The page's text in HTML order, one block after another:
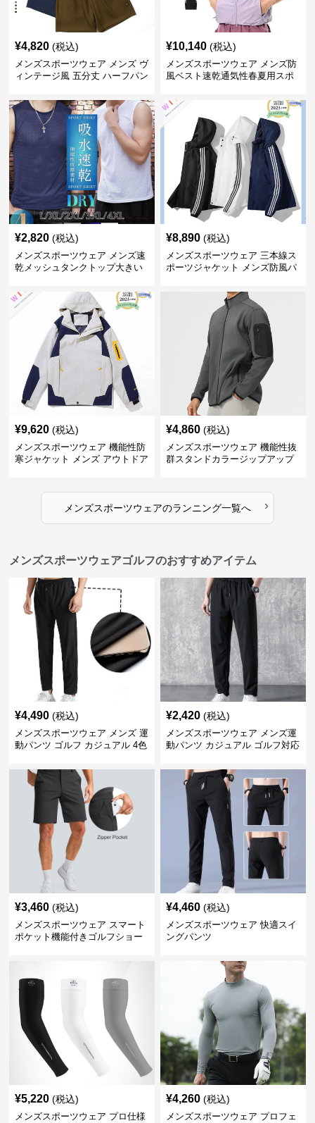
¥4,820 (税込)
メンズスポーツウェア メンズ ヴ
ィンテージ風 五分丈 ハーフパン
¥10,140 (税込)
メンズスポーツウェア メンズ防
風ベスト速乾通気性春夏用スポ
¥2,820 (税込)
メンズスポーツウェア メンズ速
乾メッシュタンクトップ大きい
¥8,890 (税込)
メンズスポーツウェア 三本線ス
ポーツジャケット メンズ防風パ
¥9,620 (税込)
メンズスポーツウェア 機能性防
寒ジャケット メンズ アウトドア
¥4,860 (税込)
メンズスポーツウェア 機能性抜
群スタンドカラージップアップ
メンズスポーツウェアのランニング一覧へ ›
メンズスポーツウェアゴルフのおすすめアイテム
¥4,490 (税込)
メンズスポーツウェア メンズ 運
動パンツ ゴルフ カジュアル 4色
¥2,420 (税込)
メンズスポーツウェア メンズ運
動パンツ カジュアル ゴルフ対応
¥3,460 (税込)
メンズスポーツウェア スマート
ポケット機能付きゴルフショー
¥4,460 (税込)
メンズスポーツウェア 快適スイ
ングパンツ
¥5,220 (税込)
メンズスポーツウェア プロ仕様
¥4,260 (税込)
メンズスポーツウェア プロフェ